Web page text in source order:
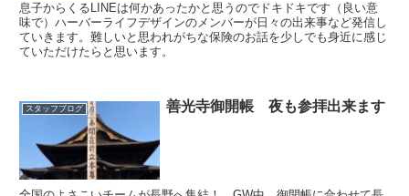
息子からくるLINEは何かあったかと思うのでドキドキです（良い意
味で）ハーバーライフデザインのメンバーが日々の出来事など発信し
ていきます。難しいと思われがちな保険のお話を少しでも身近に感じ
ていただけたらと思います。
スタッフブログ 善光寺御開帳 夜も参拝出来ます